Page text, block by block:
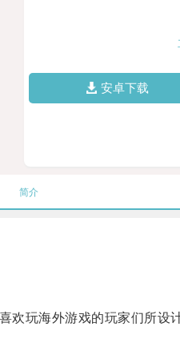
安卓下载
简介
玩海外游戏的玩家们所设计